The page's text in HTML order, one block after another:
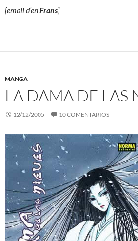
[email d’enFrans]
MANGA
LA DAMA DE LAS
12/12/2005 10 COMENTARIOS